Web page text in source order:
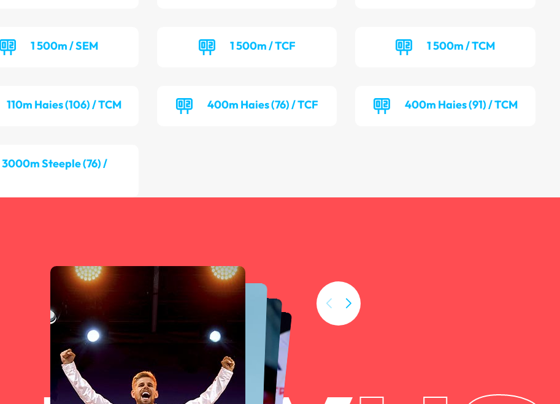
1 500m / SEM 1 500m / TCF 1 500m / TCM
110m Haies (106) / TCM 400m Haies (76) / TCF 400m Haies (91) / TCM
3000m Steeple (76) /